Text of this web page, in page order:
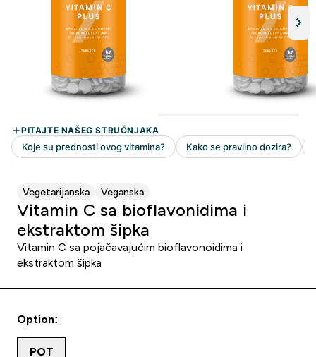
Vegetarijanska Veganska
Vitamin C sa bioflavonidima i
ekstraktom šipka
Vitamin C sa pojačavajućim bioflavonoidima i
ekstraktom šipka
Option:
POT